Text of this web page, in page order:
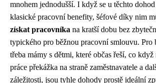
mnohem jednodušší. I když se u těchto
klasické pracovní benefity, šéfové díky nim
získat pracovníka na kratší dobu bez
typického pro běžnou pracovní smlouvu. Pro
třeba mámy s dětmi, které občas řeší, co když
práce překážka na straně zaměstnavatele a
záležitosti, jsou tyhle dohody prostě ideální